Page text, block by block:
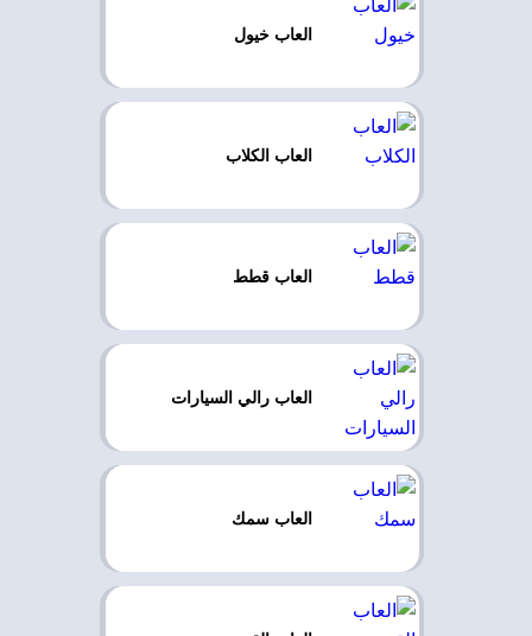
العاب خيول
العاب الكلاب
العاب قطط
العاب رالي السيارات
العاب سمك